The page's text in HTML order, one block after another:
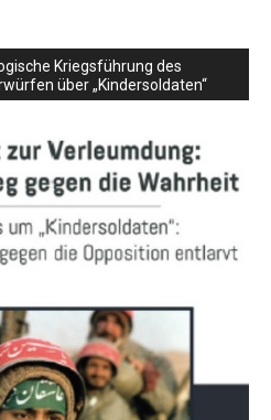
Kriegsführung des
über „Kindersoldaten“